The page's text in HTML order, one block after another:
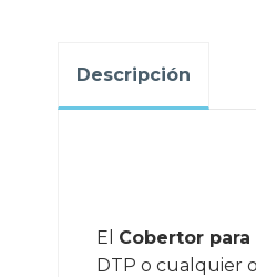
Descripción
El Cobertor para
DTP o cualquier